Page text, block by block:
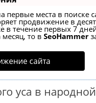
первые места в поиске
продвижение в
в течение первых 7
то в SeoHammer
сайта
уса в